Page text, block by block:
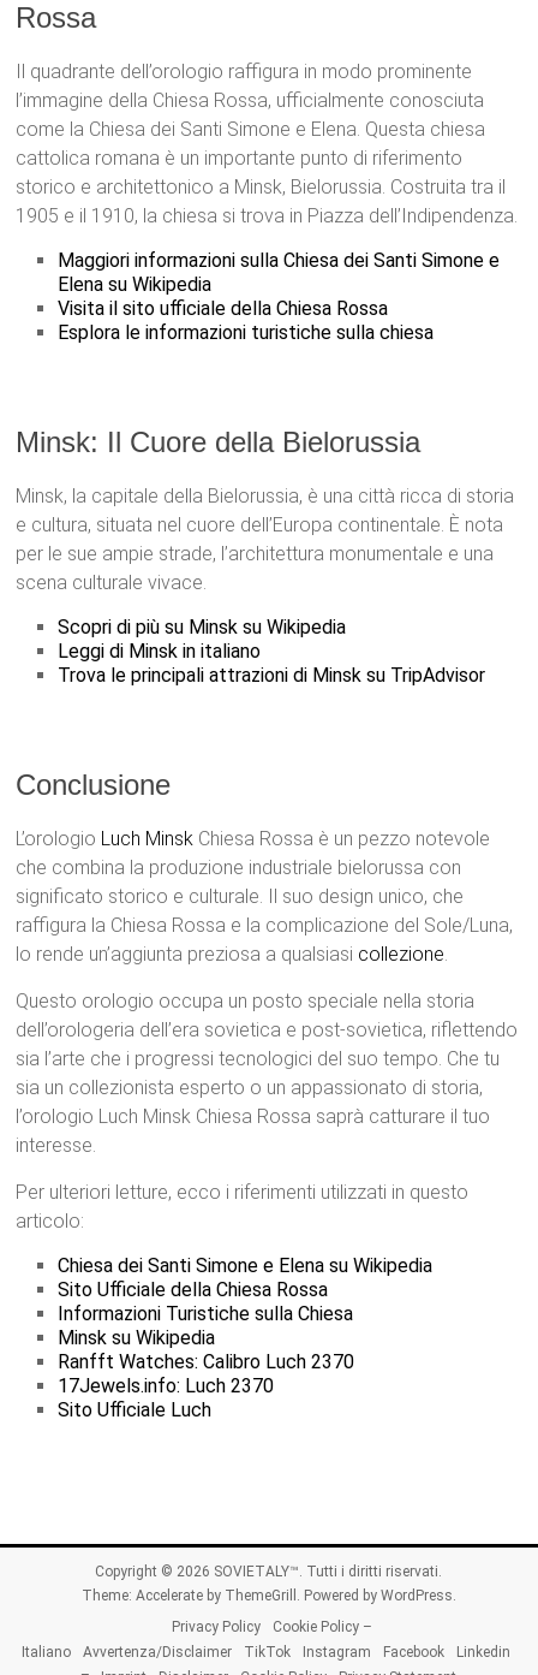
Rossa
Il quadrante dell’orologio raffigura in modo prominente
l’immagine della Chiesa Rossa, ufficialmente conosciuta
come la Chiesa dei Santi Simone e Elena. Questa chiesa
cattolica romana è un importante punto di riferimento
storico e architettonico a Minsk, Bielorussia. Costruita tra il
1905 e il 1910, la chiesa si trova in Piazza dell’Indipendenza.
Maggiori informazioni sulla Chiesa dei Santi Simone e
Elena su Wikipedia
Visita il sito ufficiale della Chiesa Rossa
Esplora le informazioni turistiche sulla chiesa
Minsk: Il Cuore della Bielorussia
Minsk, la capitale della Bielorussia, è una città ricca di storia
e cultura, situata nel cuore dell’Europa continentale. È nota
per le sue ampie strade, l’architettura monumentale e una
scena culturale vivace.
Scopri di più su Minsk su Wikipedia
Leggi di Minsk in italiano
Trova le principali attrazioni di Minsk su TripAdvisor
Conclusione
L’orologio Luch Minsk Chiesa Rossa è un pezzo notevole
che combina la produzione industriale bielorussa con
significato storico e culturale. Il suo design unico, che
raffigura la Chiesa Rossa e la complicazione del Sole/Luna,
lo rende un’aggiunta preziosa a qualsiasi collezione.
Questo orologio occupa un posto speciale nella storia
dell’orologeria dell’era sovietica e post-sovietica, riflettendo
sia l’arte che i progressi tecnologici del suo tempo. Che tu
sia un collezionista esperto o un appassionato di storia,
l’orologio Luch Minsk Chiesa Rossa saprà catturare il tuo
interesse.
Per ulteriori letture, ecco i riferimenti utilizzati in questo
articolo:
Chiesa dei Santi Simone e Elena su Wikipedia
Sito Ufficiale della Chiesa Rossa
Informazioni Turistiche sulla Chiesa
Minsk su Wikipedia
Ranfft Watches: Calibro Luch 2370
17Jewels.info: Luch 2370
Sito Ufficiale Luch
Copyright © 2026 SOVIETALY™. Tutti i diritti riservati.
Theme: Accelerateby ThemeGrill. Powered by WordPress.
Privacy Policy
Cookie Policy –
Italiano
Avvertenza/Disclaimer TikTok Instagram Facebook
Linkedin